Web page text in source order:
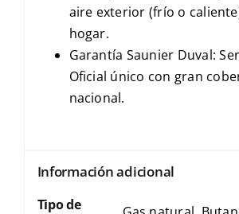
aire exterior (frío o
hogar.
Garantía Saunier Duval:
Oficial único con gran
nacional.
Información adicional
Tipo de